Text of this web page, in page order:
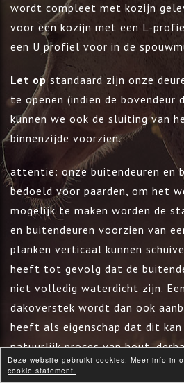
Deze website gebruikt cookies. Meer info in
cookie statement.
wordt compleet met kozijn
voor een kozijn met een L-
een U profiel voor in de
Let opstandaard zijn onze
te openen (indien de bovendeur
kunnen we ook de sluiting van
binnenzijde voorzien.
attentie: onze buitendeuren en
bedoeld voor paarden, om het
mogelijk te maken worden de
en buitendeuren voorzien van
planken verticaal kunnen
heeft tot gevolg dat de
niet volledig waterdicht zijn.
dakoverstek wordt dan ook
heeft als eigenschap dat dit kan
natuurlijk proces van hout,
kunststofplanken te gebruiken.